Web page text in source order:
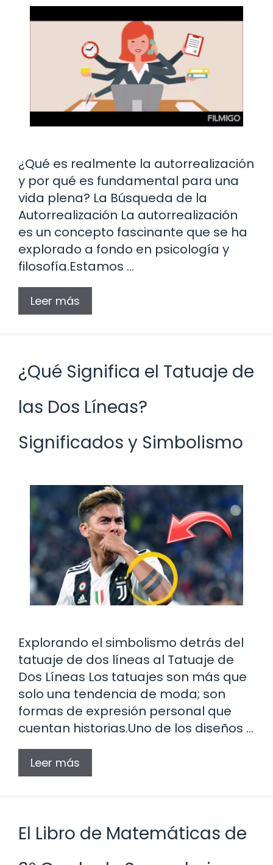
¿Qué es realmente la autorrealización
y por qué es fundamental para una
vida plena? La Búsqueda de la
Autorrealización La autorrealización
es un concepto fascinante que se ha
explorado a fondo en psicología y
filosofía.Estamos …
Leer más
¿Qué Significa el Tatuaje de
las Dos Líneas?
Significados y Simbolismo
Explorando el simbolismo detrás del
tatuaje de dos líneas al Tatuaje de
Dos Líneas Los tatuajes son más que
solo una tendencia de moda; son
formas de expresión personal que
cuentan historias.Uno de los diseños …
Leer más
El Libro de Matemáticas de